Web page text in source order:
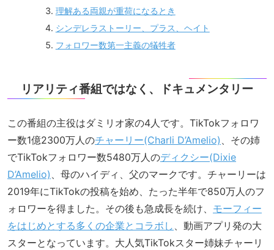
理解ある両親が重荷になるとき
シンデレラストーリー、プラス、ヘイト
フォロワー数第一主義の犠牲者
リアリティ番組ではなく、ドキュメンタリー
この番組の主役はダミリオ家の4人です。TikTokフォロワ
ー数1億2300万人のチャーリー(Charli D’Amelio) 、その姉
でTikTokフォロワー数5480万人のディクシー(Dixie
D’Amelio) 、母のハイディ、父のマークです。チャーリーは
2019年にTikTokの投稿を始め、たった半年で850万人のフ
ォロワーを得ました。その後も急成長を続け、 モーフィー
をはじめとする多くの企業とコラボし 、動画アプリ発の大
スターとなっています。大人気TikTokスター姉妹チャーリ